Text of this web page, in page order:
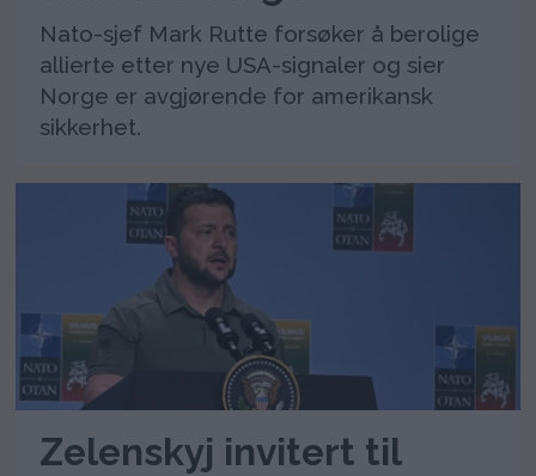
Nato-sjef Mark Rutte forsøker å berolige
allierte etter nye USA-signaler og sier
Norge er avgjørende for amerikansk
sikkerhet.
Zelenskyj invitert til